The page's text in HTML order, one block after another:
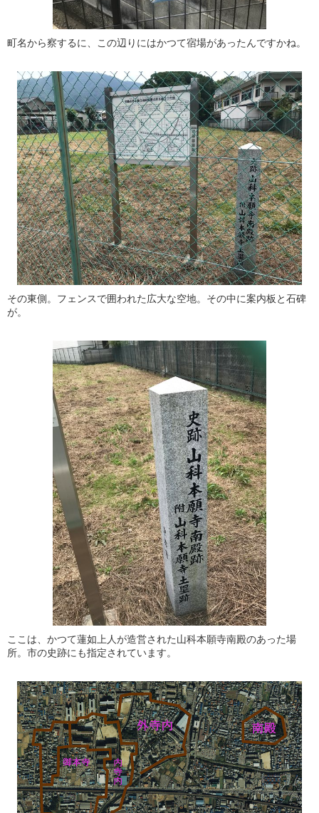
町名から察するに、この辺りにはかつて宿場があったんですかね。
その東側。フェンスで囲われた広大な空地。その中に案内板と石碑
が。
ここは、かつて蓮如上人が造営された山科本願寺南殿のあった場
所。市の史跡にも指定されています。